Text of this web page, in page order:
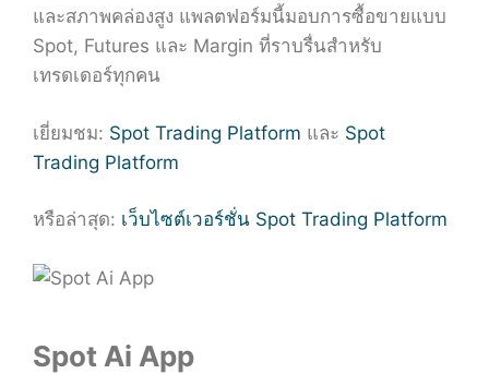
และสภาพคล่องสูง แพลตฟอร์มนี้มอบการซื้อขายแบบ
Spot, Futures และ Margin ที่ราบรื่นสำหรับ
เทรดเดอร์ทุกคน
เยี่ยมชม: Spot Trading Platform และ Spot
Trading Platform
หรือล่าสุด: เว็บไซต์เวอร์ชั่น Spot Trading Platform
Spot Ai App